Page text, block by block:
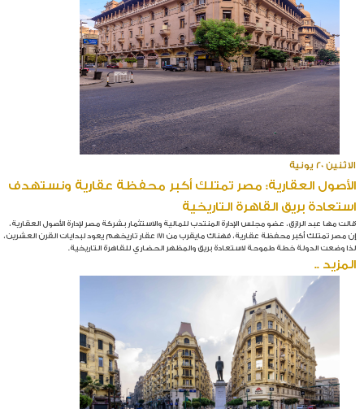
الاثنين 20 يونية
الأصول العقارية: مصر تمتلك أكبر محفظة عقارية ونستهدف
استعادة بريق القاهرة التاريخية
قالت مها عبد الرازق، عضو مجلس الإدارة المنتدب للمالية والاستثمار بشركة مصر لإدارة الأصول العقارية،
إن مصر تمتلك أكبر محفظة عقارية، فهناك مايقرب من 171 عقار تاريخهم يعود لبدايات القرن العشرين،
لذا وضعت الدولة خطة طموحة لاستعادة بريق والمظهر الحضاري للقاهرة التاريخية.
المزيد ..